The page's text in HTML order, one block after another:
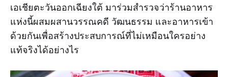
เอเชียตะวันออกเฉียงใต้ มาร่วมสำรวจว่าร้านอาหาร
แห่งนี้ผสมผสานวรรณคดี วัฒนธรรม และอาหารเข้า
ด้วยกันเพื่อสร้างประสบการณ์ที่ไม่เหมือนใครอย่าง
แท้จริงได้อย่างไร